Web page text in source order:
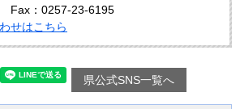
Fax：0257-23-6195
せはこちら
県公式SNS一覧へ